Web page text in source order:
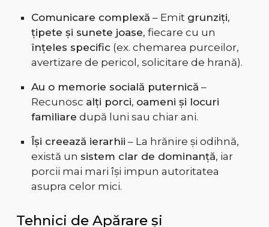
Comunicare complexă – Emit grunziți,
țipete și sunete joase, fiecare cu un
înțeles specific(ex. chemarea purceilor,
avertizare de pericol, solicitare de hrană).
Au o memorie socială puternică –
Recunosc alți porci, oameni și locuri
familiare după luni sau chiar ani.
Își creează ierarhii – La hrănire și odihnă,
există un sistem clar de dominanță, iar
porcii mai mari își impun autoritatea
asupra celor mici.
Tehnici de Apărare și